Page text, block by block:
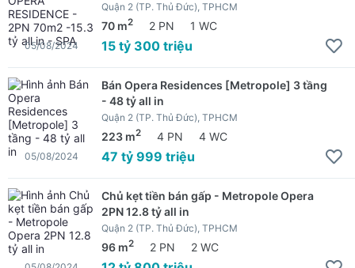
Quận 2 (TP. Thủ Đức), TPHCM
70 m2 2 PN 1 WC
15 tỷ 300 triệu
05/08/2024
Bán Opera Residences [Metropole] 3 tầng
- 48 tỷ all in
Quận 2 (TP. Thủ Đức), TPHCM
223 m2 4 PN 4 WC
47 tỷ 999 triệu
05/08/2024
Chủ kẹt tiền bán gấp - Metropole Opera
2PN 12.8 tỷ all in
Quận 2 (TP. Thủ Đức), TPHCM
96 m2 2 PN 2 WC